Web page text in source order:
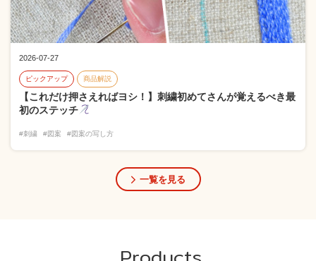
2026-07-27
ピックアップ 商品解説
【これだけ押さえればヨシ！】刺繍初めてさんが覚えるべき最
初のステッチ
#刺繍 #図案 #図案の写し方
一覧を見る